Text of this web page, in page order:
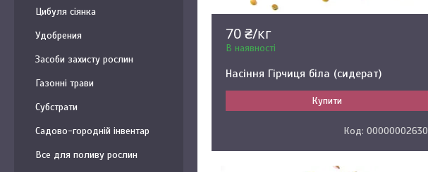
70 ₴/кг
В наявності
Насіння Гірчиця біла (сидерат)
Купити
00000002630
Цибуля сіянка
Удобрения
Засоби захисту рослин
Газонні трави
Субстрати
Садово-городній інвентар
Все для поливу рослин